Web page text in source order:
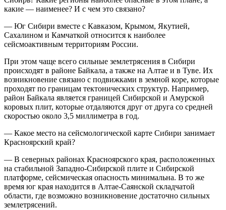
какие — наименее? И с чем это связано?
— Юг Сибири вместе с Кавказом, Крымом, Якутией,
Сахалином и Камчаткой относится к наиболее
сейсмоактивным территориям России.
При этом чаще всего сильные землетрясения в Сибири
происходят в районе Байкала, а также на Алтае и в Туве. Их
возникновение связано с подвижками в земной коре, которые
проходят по границам тектонических структур. Например,
район Байкала является границей Сибирской и Амурской
коровых плит, которые отдаляются друг от друга со средней
скоростью около 3,5 миллиметра в год.
— Какое место на сейсмологической карте Сибири занимает
Красноярский край?
— В северных районах Красноярского края, расположенных
на стабильной Западно-Сибирской плите и Сибирской
платформе, сейсмическая опасность минимальна. В то же
время юг края находится в Алтае-Саянской складчатой
области, где возможно возникновение достаточно сильных
землетрясений.